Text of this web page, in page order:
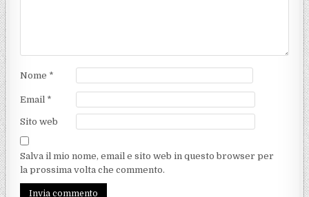
Nome *
Email *
Sito web
Salva il mio nome, email e sito web in questo browser per
la prossima volta che commento.